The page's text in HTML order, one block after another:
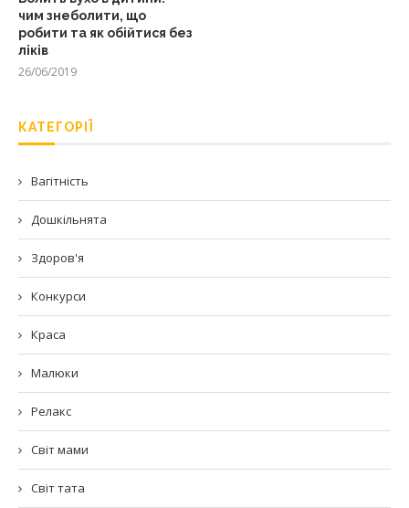
чим знеболити, що
робити та як обійтися без
ліків
26/06/2019
КАТЕГОРІЇ
Вагітність
Дошкільнята
Здоров'я
Конкурси
Краса
Малюки
Релакс
Світ мами
Світ тата